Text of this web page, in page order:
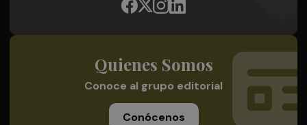
Quienes Somos
Conoce al grupo editorial
Conócenos